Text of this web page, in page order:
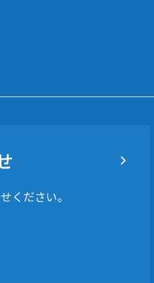
ください。